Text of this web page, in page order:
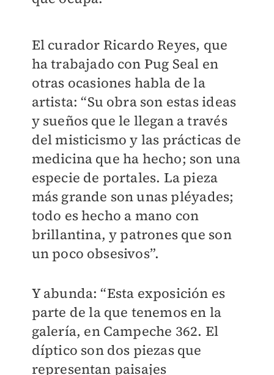
El curador Ricardo Reyes, que
ha trabajado con Pug Seal en
otras ocasiones habla de la
artista: “Su obra son estas ideas
y sueños que le llegan a través
del misticismo y las prácticas de
medicina que ha hecho; son una
especie de portales. La pieza
más grande son unas pléyades;
todo es hecho a mano con
brillantina, y patrones que son
un poco obsesivos”.
Y abunda: “Esta exposición es
parte de la que tenemos en la
galería, en Campeche 362. El
díptico son dos piezas que
representan paisajes